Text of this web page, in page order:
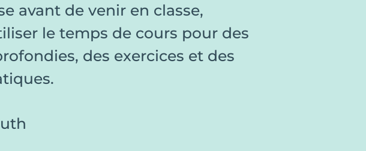
avant de venir en classe,
le temps de cours pour des
des exercices et des